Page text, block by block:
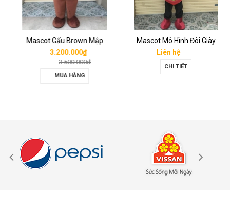
Mascot Gấu Brown Mập
3.200.000₫
3.500.000₫
MUA HÀNG
Mascot Mô Hình Đôi Giày
Liên hệ
CHI TIẾT